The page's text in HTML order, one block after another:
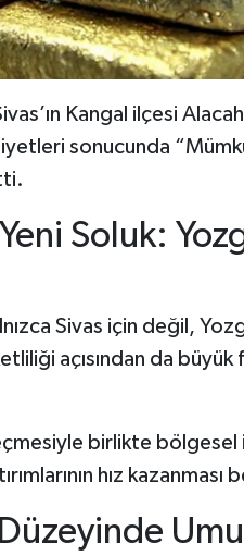
Kangal ilçesi
sonucunda
Soluk:
Sivas için değil,
açısından da büyük
birlikte bölgesel
hız kazanması